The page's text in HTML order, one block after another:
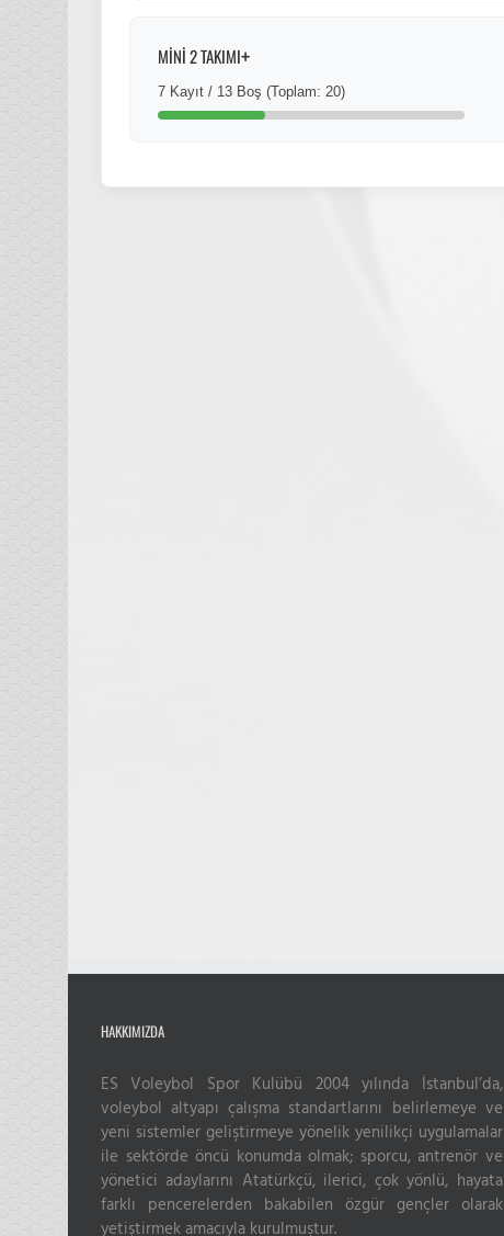
MİNİ 2 TAKIMI+
7 Kayıt / 13 Boş (Toplam: 20)
HAKKIMIZDA
ES Voleybol Spor Kulübü 2004 yılında İstanbul’da,
voleybol altyapı çalışma standartlarını belirlemeye ve
yeni sistemler geliştirmeye yönelik yenilikçi uygulamalar
ile sektörde öncü konumda olmak; sporcu, antrenör ve
yönetici adaylarını Atatürkçü, ilerici, çok yönlü, hayata
farklı pencerelerden bakabilen özgür gençler olarak
yetiştirmek amacıyla kurulmuştur.